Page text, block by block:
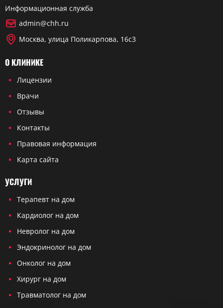
Информационная служба
admin@chh.ru
Москва, улица Поликарпова, 16с3
О КЛИНИКЕ
Лицензии
Врачи
Отзывы
Контакты
Правовая информация
Карта сайта
УСЛУГИ
Терапевт на дом
Кардиолог на дом
Невролог на дом
Эндокринолог на дом
Онколог на дом
Хирург на дом
Травматолог на дом